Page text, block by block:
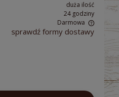
duża ilość
24 godziny
Darmowa
kosztów płatności
sprawdź formy dostawy